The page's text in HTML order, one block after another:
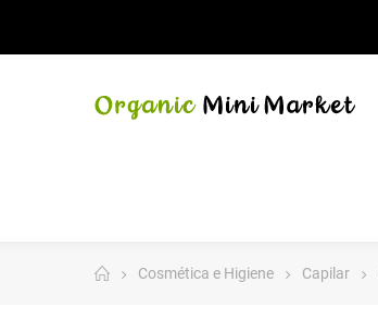
Cosmética e Higiene Capilar